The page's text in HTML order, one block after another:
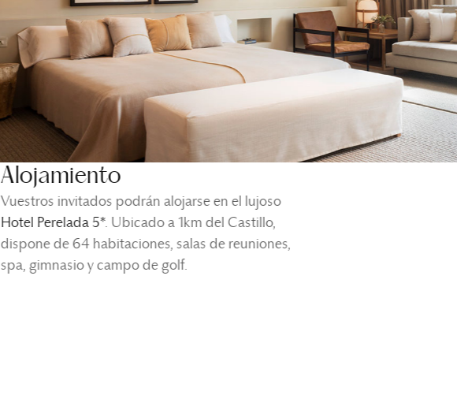
Alojamiento
Vuestros invitados podrán alojarse en el lujoso
Hotel Perelada 5*. Ubicado a 1km del Castillo,
dispone de 64 habitaciones, salas de reuniones,
spa, gimnasio y campo de golf.